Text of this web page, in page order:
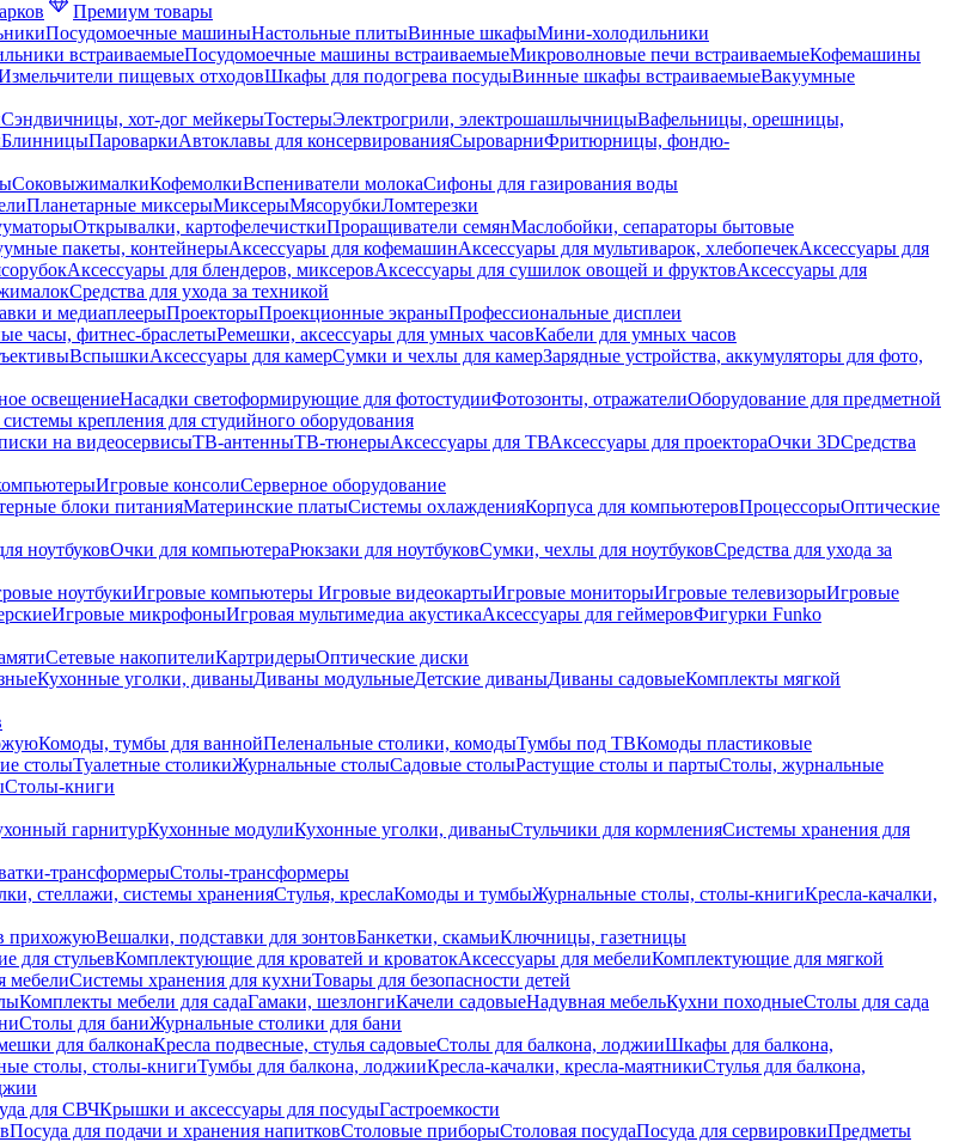
Премиум товары
Посудомоечные машиныНастольные плитыВинные шкафыМини-холодильники
встраиваемыеПосудомоечные машины встраиваемыеМикроволновые печи встраиваемыеКофемашины
пищевых отходовШкафы для подогрева посудыВинные шкафы встраиваемыеВакуумные
Сэндвичницы, хот-дог мейкерыТостерыЭлектрогрили, электрошашлычницыВафельницы, орешницы,
БлинницыПароваркиАвтоклавы для консервированияСыроварниФритюрницы, фондю-
СоковыжималкиКофемолкиВспениватели молокаСифоны для газирования воды
Планетарные миксерыМиксерыМясорубкиЛомтерезки
Открывалки, картофелечисткиПроращиватели семянМаслобойки, сепараторы бытовые
пакеты, контейнерыАксессуары для кофемашинАксессуары для мультиварок, хлебопечекАксессуары для
Аксессуары для блендеров, миксеровАксессуары для сушилок овощей и фруктовАксессуары для
Средства для ухода за техникой
и медиаплеерыПроекторыПроекционные экраныПрофессиональные дисплеи
часы, фитнес-браслетыРемешки, аксессуары для умных часовКабели для умных часов
ВспышкиАксессуары для камерСумки и чехлы для камерЗарядные устройства, аккумуляторы для фото,
освещениеНасадки светоформирующие для фотостудииФотозонты, отражателиОборудование для предметной
крепления для студийного оборудования
на видеосервисыТВ-антенныТВ-тюнерыАксессуары для ТВАксессуары для проектораОчки 3DСредства
Игровые консолиСерверное оборудование
блоки питанияМатеринские платыСистемы охлажденияКорпуса для компьютеровПроцессорыОптические
ноутбуковОчки для компьютераРюкзаки для ноутбуковСумки, чехлы для ноутбуковСредства для ухода за
ноутбукиИгровые компьютеры Игровые видеокартыИгровые мониторыИгровые телевизорыИгровые
Игровые микрофоныИгровая мультимедиа акустикаАксессуары для геймеровФигурки Funko
Сетевые накопителиКартридерыОптические диски
Кухонные уголки, диваныДиваны модульныеДетские диваныДиваны садовыеКомплекты мягкой
Комоды, тумбы для ваннойПеленальные столики, комодыТумбы под ТВКомоды пластиковые
столыТуалетные столикиЖурнальные столыСадовые столыРастущие столы и партыСтолы, журнальные
Столы-книги
гарнитурКухонные модулиКухонные уголки, диваныСтульчики для кормленияСистемы хранения для
трансформерыСтолы-трансформеры
стеллажи, системы храненияСтулья, креслаКомоды и тумбыЖурнальные столы, столы-книгиКресла-качалки,
прихожуюВешалки, подставки для зонтовБанкетки, скамьиКлючницы, газетницы
для стульевКомплектующие для кроватей и кроватокАксессуары для мебелиКомплектующие для мягкой
мебелиСистемы хранения для кухниТовары для безопасности детей
Комплекты мебели для садаГамаки, шезлонгиКачели садовыеНадувная мебельКухни походныеСтолы для сада
Столы для баниЖурнальные столики для бани
для балконаКресла подвесные, стулья садовыеСтолы для балкона, лоджииШкафы для балкона,
столы, столы-книгиТумбы для балкона, лоджииКресла-качалки, кресла-маятникиСтулья для балкона,
для СВЧКрышки и аксессуары для посудыГастроемкости
Посуда для подачи и хранения напитковСтоловые приборыСтоловая посудаПосуда для сервировкиПредметы